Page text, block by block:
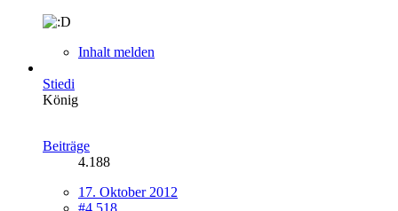
Inhalt melden
Stiedi
König
Beiträge
4.188
17. Oktober 2012
#4.518